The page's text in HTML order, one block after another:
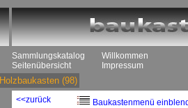
Sammlungskatalog
Seitenübersicht
Willkommen
Impressum
Holzbaukasten (98)
<<zurück Baukastenmenü